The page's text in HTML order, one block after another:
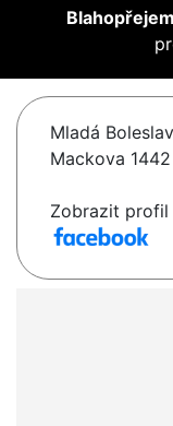
Mladá Boleslav
Mackova 1442
Zobrazit profil